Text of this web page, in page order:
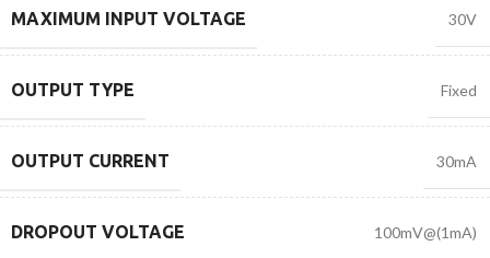
MAXIMUM INPUT VOLTAGE 30V
OUTPUT TYPE Fixed
OUTPUT CURRENT 30mA
DROPOUT VOLTAGE 100mV@(1mA)